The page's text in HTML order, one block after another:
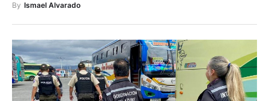
By Ismael Alvarado